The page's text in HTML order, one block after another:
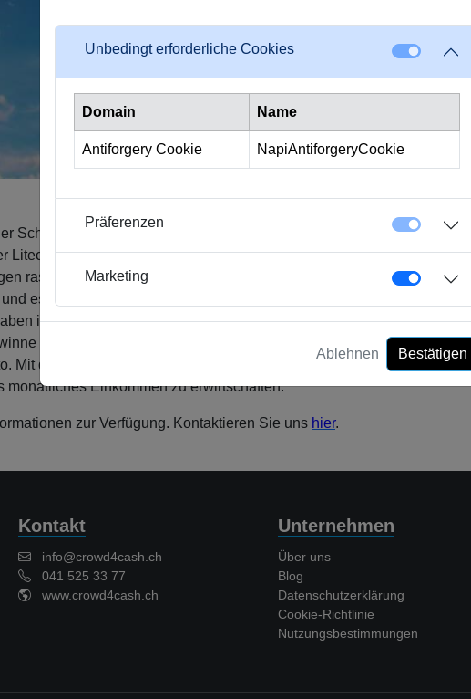
Schweiz renditestarke Direkt-Investitionen mit Cryptocurrencies in
Litecoins bezahlen. Durch die Zusammenarbeit mit einem der
rasch, kostengünstig und zum besten verfügbaren Marktpreis in
es werden dabei nur externe Transaktionskosten verrechnet.
ist es für uns selbstverständlich auch digitale Währungen
reinvestieren. Damit schafft Crowd4Cash den Cryprocurrency
Mit den attraktiven Zinsen und den monatlichen Zinszahlungen auf
Einkommen zu erwirtschaften.
zur Verfügung. Kontaktieren Sie uns hier.
Kontakt
info@crowd4cash.ch
041 525 33 77
www.crowd4cash.ch
Unternehmen
Über uns
Blog
Datenschutzerklärung
Cookie-Richtlinie
Nutzungsbestimmungen
Unbedingt erforderliche Cookies
Domain Name
Antiforgery Cookie NapiAntiforgeryCookie
Präferenzen
Marketing
Ablehnen Bestätigen